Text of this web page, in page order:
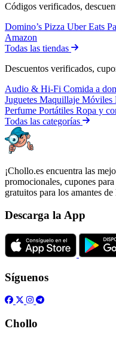
Códigos verificados,
Domino’s Pizza Uber Eats
Amazon
Todas las tiendas
Descuentos verificados,
Audio & Hi-Fi Comida a
Juguetes Maquillaje Móviles
Perfume Portátiles Ropa y
Todas las categorías
¡Chollo.es encuentra las
promocionales, cupones
gratuitos para los amantes
Descarga la App
Síguenos
Chollo